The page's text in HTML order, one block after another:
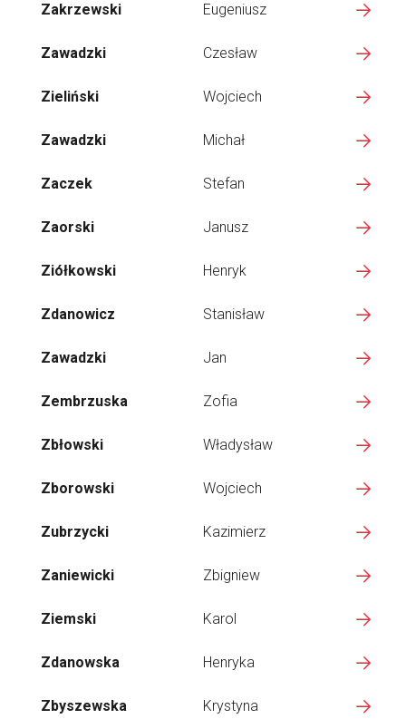
Zakrzewski Eugeniusz
Zawadzki Czesław
Zieliński Wojciech
Zawadzki Michał
Zaczek Stefan
Zaorski Janusz
Ziółkowski Henryk
Zdanowicz Stanisław
Zawadzki Jan
Zembrzuska Zofia
Zbłowski Władysław
Zborowski Wojciech
Zubrzycki Kazimierz
Zaniewicki Zbigniew
Ziemski Karol
Zdanowska Henryka
Zbyszewska Krystyna